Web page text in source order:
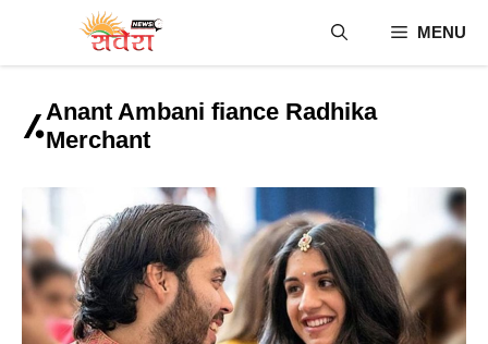
content
MENU
Anant Ambani fiance Radhika
Merchant